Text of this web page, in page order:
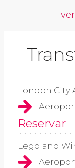
London City
Reservar
Legoland